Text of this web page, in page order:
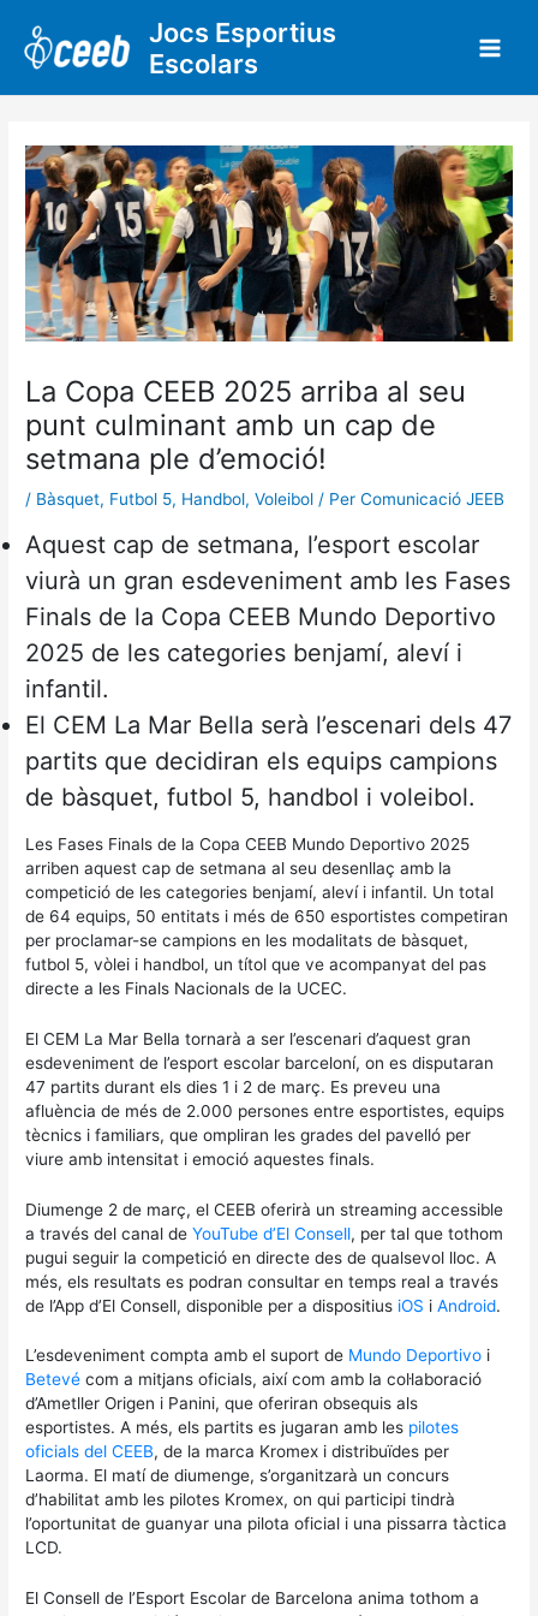
contingut
Jocs Esportius
Escolars
La Copa CEEB 2025 arriba al seu
punt culminant amb un cap de
setmana ple d’emoció!
/ Bàsquet, Futbol 5, Handbol,Voleibol / Per Comunicació JEEB
Aquest cap de setmana, l’esport escolar
viurà un gran esdeveniment amb les Fases
Finals de la Copa CEEB Mundo Deportivo
2025 de les categories benjamí, aleví i
infantil.
El CEM La Mar Bella serà l’escenari dels 47
partits que decidiran els equips campions
de bàsquet, futbol 5, handbol i voleibol.
Les Fases Finals de la Copa CEEB Mundo Deportivo 2025
arriben aquest cap de setmana al seu desenllaç amb la
competició de les categories benjamí, aleví i infantil. Un total
de 64 equips, 50 entitats i més de 650 esportistes competiran
per proclamar-se campions en les modalitats de bàsquet,
futbol 5, vòlei i handbol, un títol que ve acompanyat del pas
directe a les Finals Nacionals de la UCEC.
El CEM La Mar Bella tornarà a ser l’escenari d’aquest gran
esdeveniment de l’esport escolar barceloní, on es disputaran
47 partits durant els dies 1 i 2 de març. Es preveu una
afluència de més de 2.000 persones entre esportistes, equips
tècnics i familiars, que ompliran les grades del pavelló per
viure amb intensitat i emoció aquestes finals.
Diumenge 2 de març, el CEEB oferirà un streaming accessible
a través del canal deYouTube d’El Consell, per tal que tothom
pugui seguir la competició en directe des de qualsevol lloc. A
més, els resultats es podran consultar en temps real a través
de l’App d’El Consell, disponible per a dispositius iOS iAndroid.
L’esdeveniment compta amb el suport de Mundo Deportivo i
Betevé com a mitjans oficials, així com amb la col·laboració
d’Ametller Origen i Panini, que oferiran obsequis als
esportistes. A més, els partits es jugaran amb les pilotes
oficials del CEEB, de la marca Kromex i distribuïdes per
Laorma. El matí de diumenge, s’organitzarà un concurs
d’habilitat amb les pilotes Kromex, on qui participi tindrà
l’oportunitat de guanyar una pilota oficial i una pissarra tàctica
LCD.
El Consell de l’Esport Escolar de Barcelona anima tothom a